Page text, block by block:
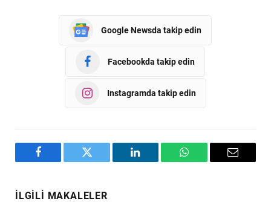
Google Newsda takip edin
Facebookda takip edin
Instagramda takip edin
Facebook Twitter LinkedIn WhatsAppEmail
İLGILI MAKALELER